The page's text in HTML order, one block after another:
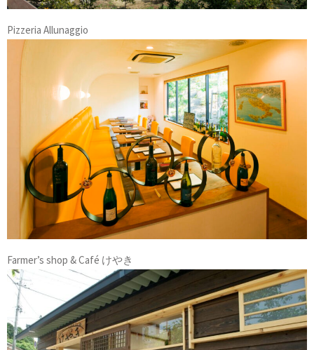
Pizzeria Allunaggio
Farmer’s shop & Café けやき